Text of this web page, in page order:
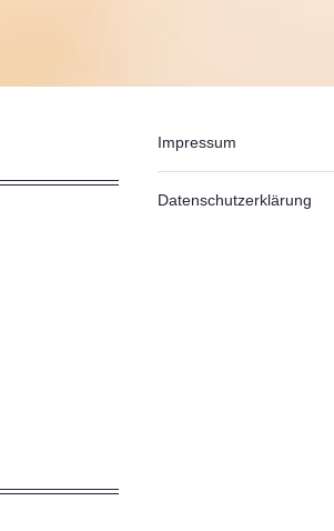
Impressum
Datenschutzerklärung